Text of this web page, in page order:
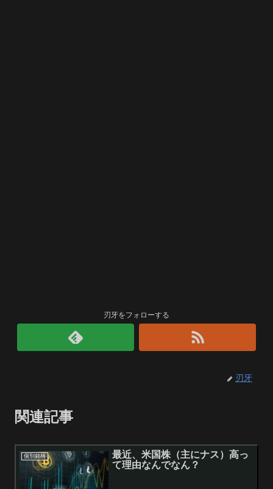
刃牙をフォローする
刃牙
関連記事
個別銘柄
最近、米国株（主にナス）高っ
て理由なんでなん？